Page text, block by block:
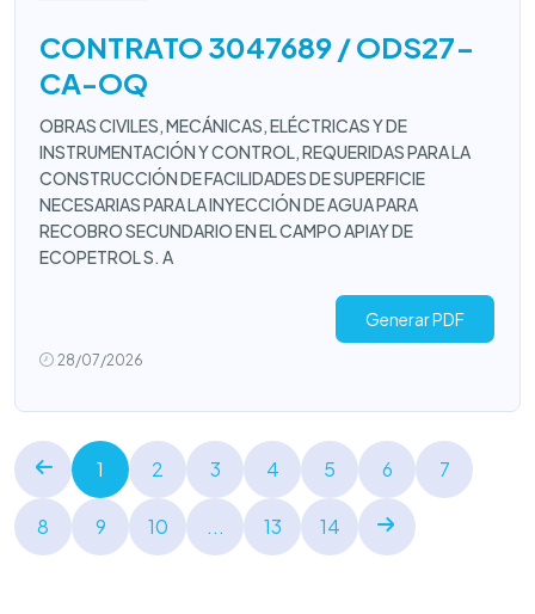
CONTRATO 3047689 / ODS27-
CA-OQ
OBRAS CIVILES, MECÁNICAS, ELÉCTRICAS Y DE
INSTRUMENTACIÓN Y CONTROL, REQUERIDAS PARA LA
CONSTRUCCIÓN DE FACILIDADES DE SUPERFICIE
NECESARIAS PARA LA INYECCIÓN DE AGUA PARA
RECOBRO SECUNDARIO EN EL CAMPO APIAY DE
ECOPETROL S. A
Generar PDF
28/07/2026
1 2 3 4 5 6 7
8 9 10 ... 13 14